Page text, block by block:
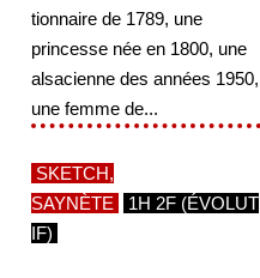
tionnaire de 1789, une
princesse née en 1800, une
alsacienne des années 1950,
une femme de...
SKETCH,
SAYNÈTE
1H 2F (ÉVOLUT
IF)